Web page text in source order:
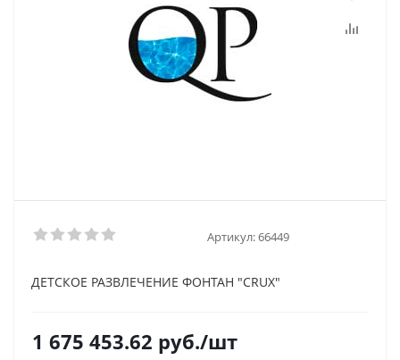
Артикул:66449
ДЕТСКОЕ РАЗВЛЕЧЕНИЕ ФОНТАН "CRUX"
1 675 453.62 руб./шт